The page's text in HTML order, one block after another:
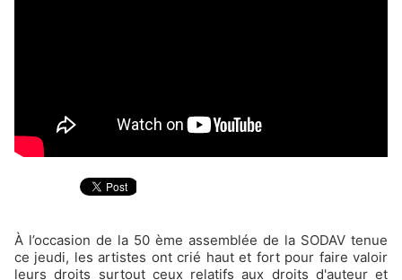
À l’occasion de la 50 ème assemblée de la SODAV tenue
ce jeudi, les artistes ont crié haut et fort pour faire valoir
leurs droits surtout ceux relatifs aux droits d'auteur et